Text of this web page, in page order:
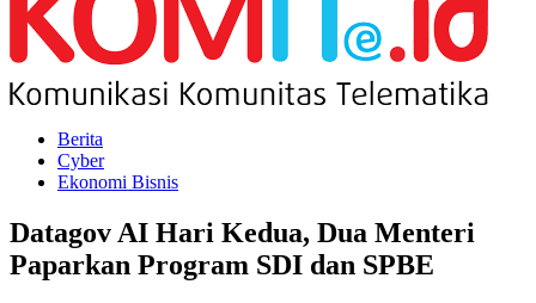
Berita
Cyber
Ekonomi Bisnis
Datagov AI Hari Kedua, Dua Menteri
Paparkan Program SDI dan SPBE